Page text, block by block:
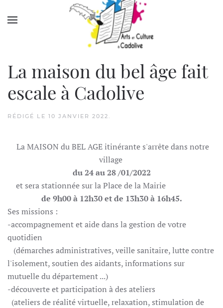
Accéder au contenu principal
La maison du bel âge fait
escale à Cadolive
RÉDIGÉ LE 10 JANVIER 2022 .
La MAISON du BEL AGE itinérante s'arrête dans notre
village
du 24 au 28 /01/2022
et sera stationnée sur la Place de la Mairie
de 9h00 à 12h30 et de 13h30 à 16h45.
Ses missions :
-accompagnement et aide dans la gestion de votre
quotidien
(démarches administratives, veille sanitaire, lutte contre
l'isolement, soutien des aidants, informations sur
mutuelle du département ...)
-découverte et participation à des ateliers
(ateliers de réalité virtuelle, relaxation, stimulation de